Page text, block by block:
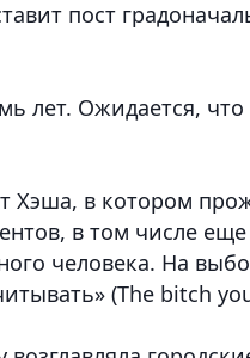
пост
лет. Ожидается,
в котором
в том числе
человека. На
(The bitch